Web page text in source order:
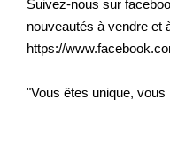
Suivez-nous sur
nouveautés à vendre et
https://
"Vous êtes unique,